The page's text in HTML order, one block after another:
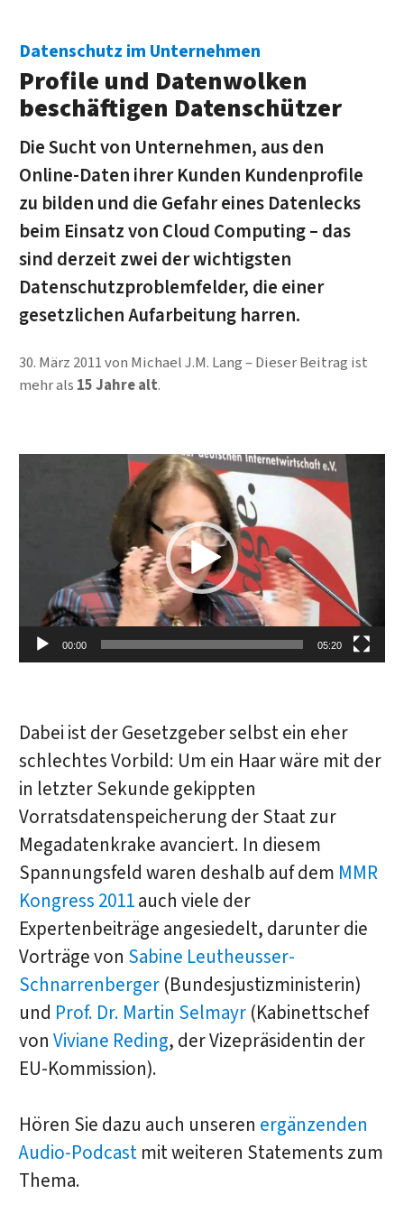
Video-Player
00:00 05:20
Datenschutz im Unternehmen
Profile und Datenwolken
beschäftigen Datenschützer
Die Sucht von Unternehmen, aus den
Online-Daten ihrer Kunden Kundenprofile
zu bilden und die Gefahr eines Datenlecks
beim Einsatz von Cloud Computing – das
sind derzeit zwei der wichtigsten
Datenschutzproblemfelder, die einer
gesetzlichen Aufarbeitung harren.
30. März 2011von Michael J.M. Lang
Dieser Beitrag ist
mehr als 15 Jahre alt.
Dabei ist der Gesetzgeber selbst ein eher
schlechtes Vorbild: Um ein Haar wäre mit der
in letzter Sekunde gekippten
Vorratsdatenspeicherung der Staat zur
Megadatenkrake avanciert. In diesem
Spannungsfeld waren deshalb auf dem MMR
Kongress 2011auch viele der
Expertenbeiträge angesiedelt, darunter die
Vorträge von Sabine Leutheusser-
Schnarrenberger(Bundesjustizministerin)
und Prof. Dr. Martin Selmayr(Kabinettschef
von Viviane Reding, der Vizepräsidentin der
EU-Kommission).
Hören Sie dazu auch unseren ergänzenden
Audio-Podcastmit weiteren Statements zum
Thema.